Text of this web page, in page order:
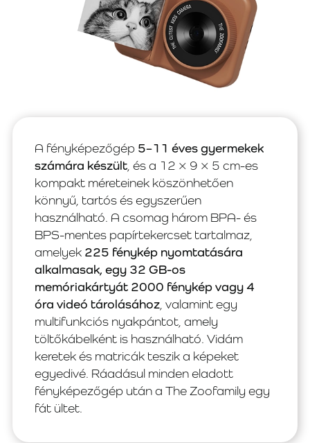
A fényképezőgép 5–11 éves gyermekek
számára készült , és a 12 × 9 × 5 cm-es
kompakt méreteinek köszönhetően
könnyű, tartós és egyszerűen
használható. A csomag három BPA- és
BPS-mentes papírtekercset tartalmaz,
amelyek 225 fénykép nyomtatására
alkalmasak, egy 32 GB-os
memóriakártyát 2000 fénykép vagy 4
óra videó tárolásához , valamint egy
multifunkciós nyakpántot, amely
töltőkábelként is használható. Vidám
keretek és matricák teszik a képeket
egyedivé. Ráadásul minden eladott
fényképezőgép után a The Zoofamily egy
fát ültet.